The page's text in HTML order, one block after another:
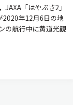
「はやぶさ2」
2020年12月6日の地
の航行中に黄道光観